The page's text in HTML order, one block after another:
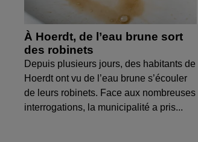
À Hoerdt, de l’eau brune sort
des robinets
Depuis plusieurs jours, des habitants de
Hoerdt ont vu de l’eau brune s’écouler
de leurs robinets. Face aux nombreuses
interrogations, la municipalité a pris...